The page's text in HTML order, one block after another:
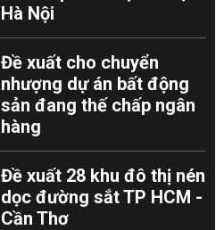
Hà Nội
Đề xuất cho chuyển
nhượng dự án bất động
sản đang thế chấp ngân
hàng
Đề xuất 28 khu đô thị nén
dọc đường sắt TP HCM -
Cần Thơ